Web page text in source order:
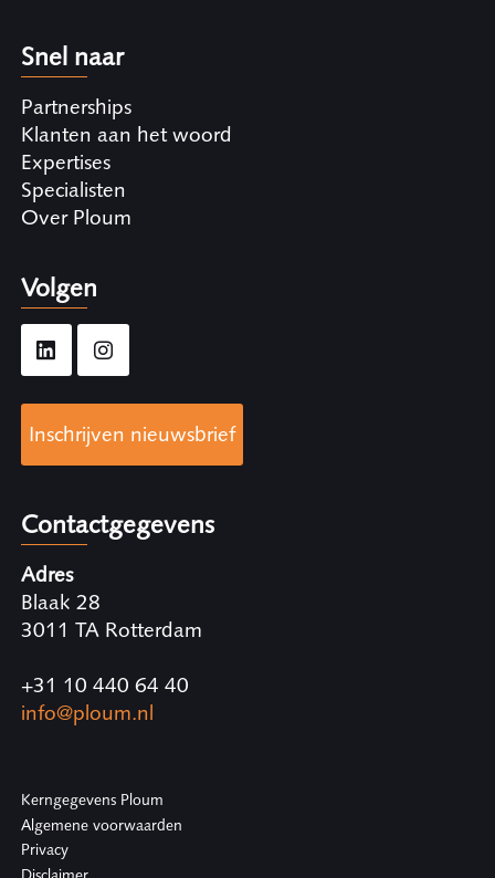
Snel naar
Partnerships
Klanten aan het woord
Expertises
Specialisten
Over Ploum
Volgen
Inschrijven nieuwsbrief
Contactgegevens
Adres
Blaak 28
3011 TA Rotterdam
+31 10 440 64 40
info@ploum.nl
Kerngegevens Ploum
Algemene voorwaarden
Privacy